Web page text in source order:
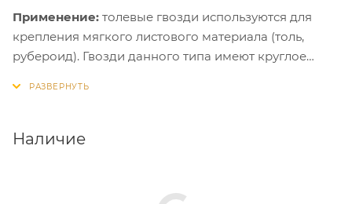
Применение: толевые гвозди используются для
крепления мягкого листового материала (толь,
рубероид). Гвозди данного типа имеют круглое
Наличие